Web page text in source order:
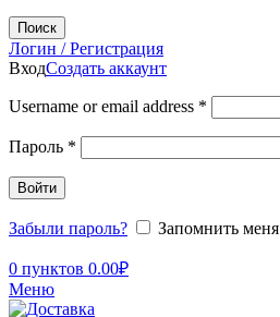
Поиск
Логин / Регистрация
ВходСоздать аккаунт
Username or email address *
Пароль *
Войти
Забыли пароль? Запомнить меня
0 пунктов 0.00₽
Меню